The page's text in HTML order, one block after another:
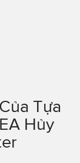
Tựa
Hủy